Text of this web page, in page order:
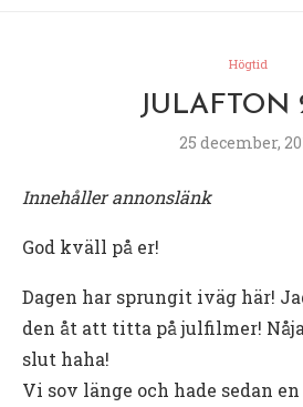
Högtid
JULAFTON
25 december,
Innehåller annonslänk
God kväll på er!
Dagen har sprungit iväg här!
den åt att titta på julfilmer!
slut haha!
Vi sov länge och hade sedan